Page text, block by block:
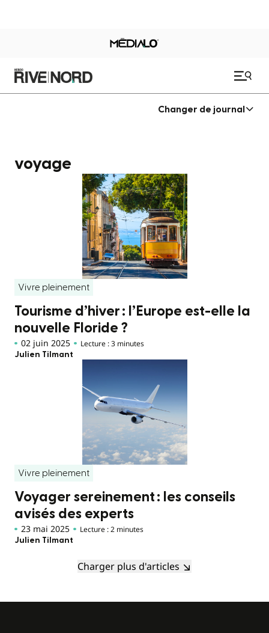
Changer de journal
voyage
Vivre pleinement
Tourisme d’hiver : l’Europe est-elle la
nouvelle Floride ?
02 juin 2025 Lecture : 3 minutes
Julien Tilmant
Vivre pleinement
Voyager sereinement : les conseils
avisés des experts
23 mai 2025 Lecture : 2 minutes
Julien Tilmant
Charger plus d'articles